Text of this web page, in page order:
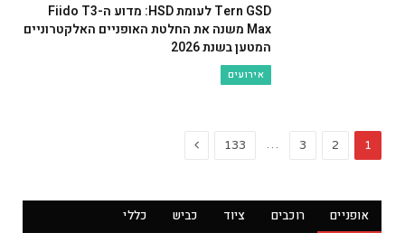
Tern GSD לעומת HSD: מדוע ה-Fiido T3
Max משנה את החלטת האופניים האלקטרוניים
המטען בשנת 2026
אירועים
1
2
3
…
133
Next
אופניים רוכבים ציוד כביש כללי